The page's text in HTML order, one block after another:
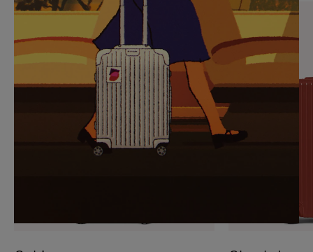
SUR
POUR
METTRE
PAUSE
VEUILLEZ
CLIQUER
POUR
RÉACTIVER
LE
SON